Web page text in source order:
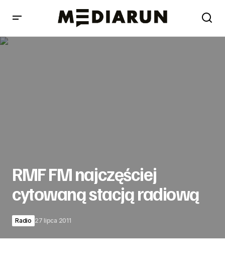
RMF FM najczęściej
cytowaną stacją radiową
Radio 27 lipca 2011